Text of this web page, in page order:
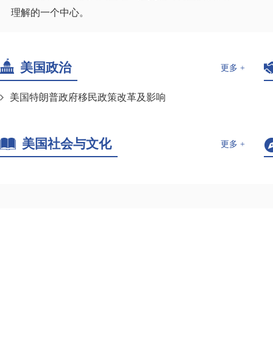
理解的一个中心。
美国政治 更多 +
美国特朗普政府移民政策改革及影响
美国社会与文化 更多 +